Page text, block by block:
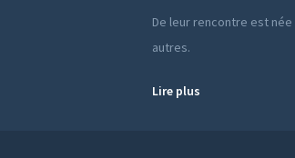
De leur rencontre est née
autres.
Lire plus